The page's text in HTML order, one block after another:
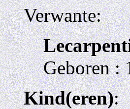
Verwante:
Geboren :
Kind(eren):